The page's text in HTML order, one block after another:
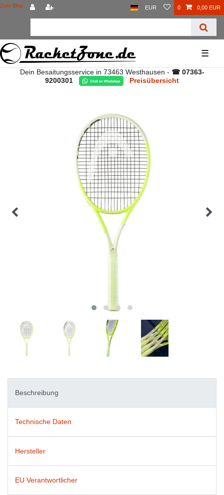
Zum Blog EUR 0 0,00 EUR
☰
Dein Besaitungsservice in 73463 Westhausen - ☎ 07363-
9200301
Preisübersicht
Beschreibung
Technische Daten
Hersteller
EU Verantwortlicher